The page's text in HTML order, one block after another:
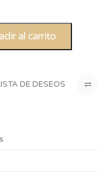
al carrito
DE DESEOS